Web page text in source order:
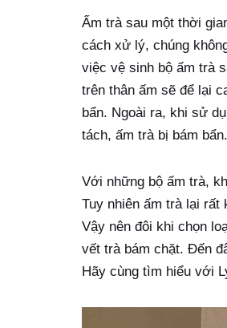
Ấm trà sau một thời
cách xử lý, chúng
việc vệ sinh bộ ấm trà
trên thân ấm sẽ để lại
bẩn. Ngoài ra, khi sử
tách, ấm trà bị bám bẩn.
Với những bộ ấm trà,
Tuy nhiên ấm trà lại rất
Vậy nên đôi khi chọn
vết trà bám chặt. Đến
Hãy cùng tìm hiểu với